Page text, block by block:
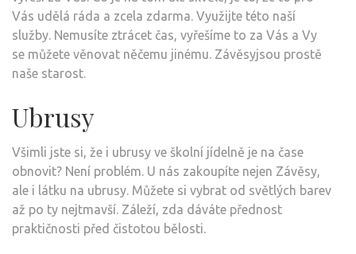
Vás udělá ráda a zcela zdarma. Využijte této naší
služby. Nemusíte ztrácet čas, vyřešíme to za Vás a Vy
se můžete věnovat něčemu jinému. Závěsyjsou prostě
naše starost.
Ubrusy
Všimli jste si, že i ubrusy ve školní jídelně je na čase
obnovit? Není problém. U nás zakoupíte nejen Závěsy,
ale i látku na ubrusy. Můžete si vybrat od světlých barev
až po ty nejtmavší. Záleží, zda dáváte přednost
praktičnosti před čistotou bělosti.